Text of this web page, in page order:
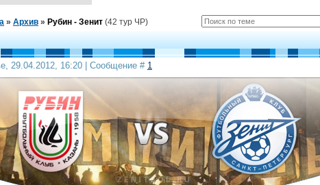
» Архив » Рубин - Зенит (42 тур ЧР)
29.04.2012, 16:20 | Сообщение # 1